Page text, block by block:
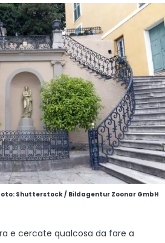
Shutterstock / Bildagentur Zoonar GmbH
e cercate qualcosa da fare a